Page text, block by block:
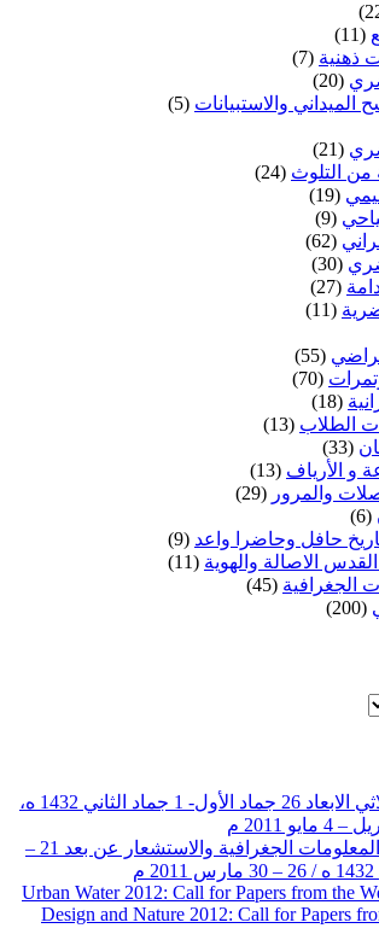
(11)
ذهنية (7)
(20)
الميداني والاستبيانات (5)
(21)
من التلوث (24)
(19)
(9)
(62)
(30)
(27)
(11)
(55)
(70)
(18)
الطلاب (13)
(33)
و الأرياف (13)
والمرور (29)
(6)
حافل وحاضرا واعد (9)
الاصالة والهوية (11)
الجغرافية (45)
(200)
■ ■ تصميم ثلاثي الابعاد 26 جماد الأول- 1 جماد الثاني 1432 ه،
مقدمة لنظم المعلومات الجغرافية والاستشعار عن بعد 21 –
Urban Water 2012: Call for Papers from the
Design and Nature 2012: Call for Papers